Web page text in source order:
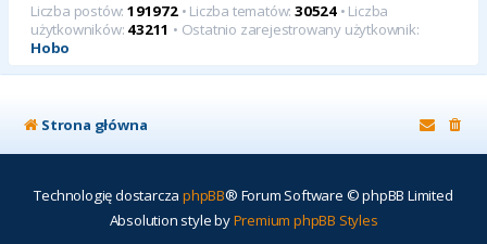
Liczba postów: 191972• Liczba tematów:30524 • Liczba
użytkowników: 43211 • Ostatnio zarejestrowany użytkownik:
Hobo
Strona główna
Technologię dostarcza phpBB® Forum Software © phpBB Limited
Absolution style byPremium phpBB Styles